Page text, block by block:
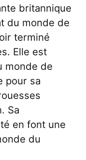
britannique
du monde de
terminé
Elle est
monde de
pour sa
Sa
en font une
du